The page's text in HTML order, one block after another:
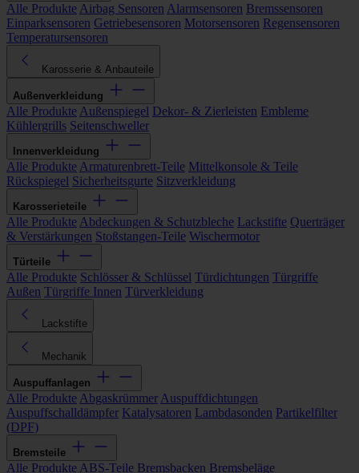
Alle Produkte Airbag Sensoren Alarmsensoren Bremssensoren
Einparksensoren Getriebesensoren Motorsensoren Regensensoren
Temperatursensoren
Karosserie & Anbauteile
Außenverkleidung
Alle Produkte Außenspiegel Dekor- & Zierleisten Embleme
Kühlergrills Seitenschweller
Innenverkleidung
Alle Produkte Armaturenbrett-Teile Mittelkonsole & Teile
Rückspiegel Sicherheitsgurte Sitzverkleidung
Karosserieteile
Alle Produkte Abdeckungen & Schutzbleche Lackstifte Querträger
& Verstärkungen Stoßstangen-Teile Wischermotor
Türteile
Alle Produkte Schlösser & Schlüssel Türdichtungen Türgriffe
Außen Türgriffe Innen Türverkleidung
Lackstifte
Mechanik
Auspuffanlagen
Alle Produkte Abgaskrümmer Auspuffdichtungen
Auspuffschalldämpfer Katalysatoren Lambdasonden Partikelfilter
(DPF)
Bremsteile
Alle Produkte ABS-Teile Bremsbacken Bremsbeläge